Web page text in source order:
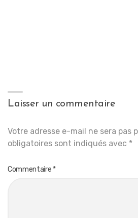
Laisser un commentaire
Votre adresse e-mail ne sera pas
obligatoires sont indiqués avec *
Commentaire *